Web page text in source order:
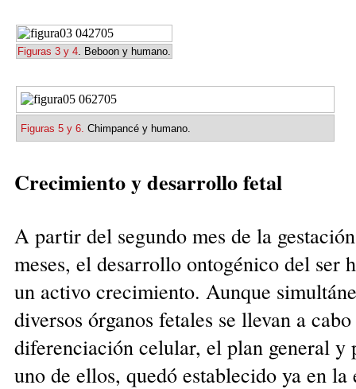
Figuras 3 y 4 . Beboon y humano.
Figuras 5 y 6. Chimpancé y humano.
Crecimiento y desarrollo fetal
A partir del segundo mes de la
meses, el desarrollo ontogénico del ser
un activo crecimiento. Aunque
diversos órganos fetales se llevan a
diferenciación celular, el plan general
uno de ellos, quedó establecido ya en